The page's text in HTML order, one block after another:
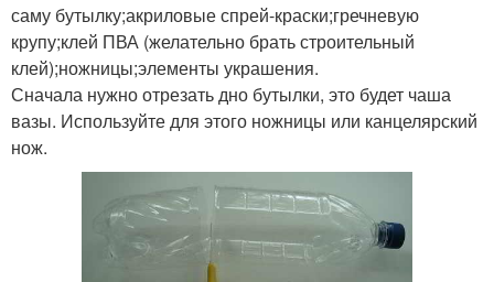
саму бутылку;акриловые спрей-краски;гречневую
крупу;клей ПВА (желательно брать строительный
клей);ножницы;элементы украшения.
Сначала нужно отрезать дно бутылки, это будет чаша
вазы. Используйте для этого ножницы или канцелярский
нож.